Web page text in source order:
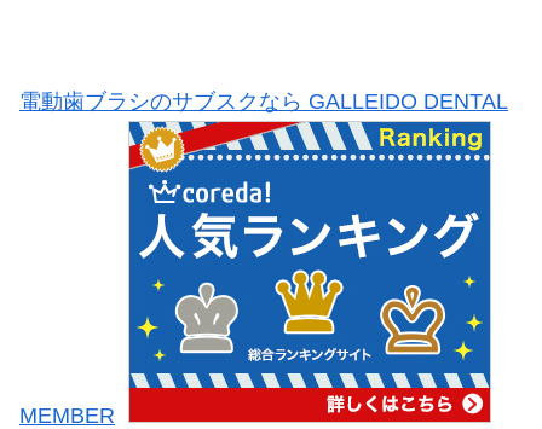
電動歯ブラシのサブスクなら GALLEIDO DENTAL
MEMBER